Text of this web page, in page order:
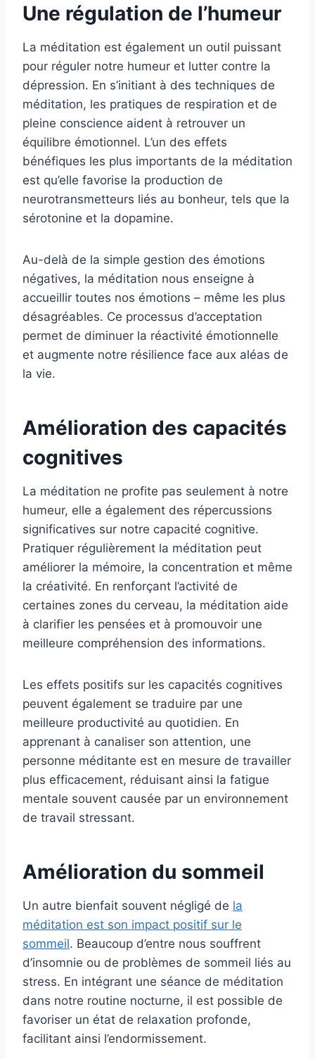
Une régulation de l’humeur
La méditation est également un outil puissant
pour réguler notre humeur et lutter contre la
dépression. En s’initiant à des techniques de
méditation, les pratiques de respiration et de
pleine conscience aident à retrouver un
équilibre émotionnel. L’un des effets
bénéfiques les plus importants de la méditation
est qu’elle favorise la production de
neurotransmetteurs liés au bonheur, tels que la
sérotonine et la dopamine.
Au-delà de la simple gestion des émotions
négatives, la méditation nous enseigne à
accueillir toutes nos émotions – même les plus
désagréables. Ce processus d’acceptation
permet de diminuer la réactivité émotionnelle
et augmente notre résilience face aux aléas de
la vie.
Amélioration des capacités
cognitives
La méditation ne profite pas seulement à notre
humeur, elle a également des répercussions
significatives sur notre capacité cognitive.
Pratiquer régulièrement la méditation peut
améliorer la mémoire, la concentration et même
la créativité. En renforçant l’activité de
certaines zones du cerveau, la méditation aide
à clarifier les pensées et à promouvoir une
meilleure compréhension des informations.
Les effets positifs sur les capacités cognitives
peuvent également se traduire par une
meilleure productivité au quotidien. En
apprenant à canaliser son attention, une
personne méditante est en mesure de travailler
plus efficacement, réduisant ainsi la fatigue
mentale souvent causée par un environnement
de travail stressant.
Amélioration du sommeil
Un autre bienfait souvent négligé de la
méditation est son impact positif sur le
sommeil. Beaucoup d’entre nous souffrent
d’insomnie ou de problèmes de sommeil liés au
stress. En intégrant une séance de méditation
dans notre routine nocturne, il est possible de
favoriser un état de relaxation profonde,
facilitant ainsi l’endormissement.